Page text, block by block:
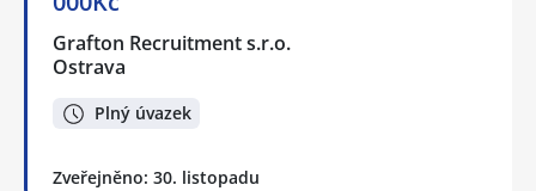
Grafton Recruitment s.r.o.
Ostrava
Plný úvazek
Zveřejněno: 30. listopadu